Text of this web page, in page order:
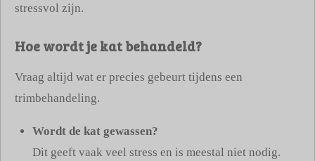
stressvol zijn.
Hoe wordt je kat behandeld?
Vraag altijd wat er precies gebeurt tijdens een
trimbehandeling.
Wordt de kat gewassen?
Dit geeft vaak veel stress en is meestal niet nodig.